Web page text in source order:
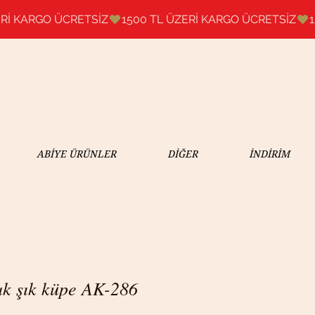
ABİYE ÜRÜNLER DİĞER İNDİRİM
şık küpe AK-286